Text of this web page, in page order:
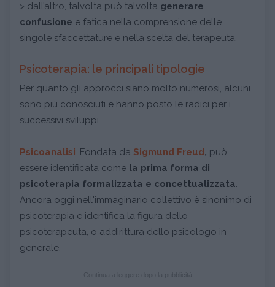
> dall’altro, talvolta può talvolta generare
confusione e fatica nella comprensione delle
singole sfaccettature e nella scelta del terapeuta.
Psicoterapia: le principali tipologie
Per quanto gli approcci siano molto numerosi, alcuni
sono più conosciuti e hanno posto le radici per i
successivi sviluppi.
Psicoanalisi. Fondata da Sigmund Freud, può
essere identificata come la prima forma di
psicoterapia formalizzata e concettualizzata.
Ancora oggi nell'immaginario collettivo è sinonimo di
psicoterapia e identifica la figura dello
psicoterapeuta, o addirittura dello psicologo in
generale.